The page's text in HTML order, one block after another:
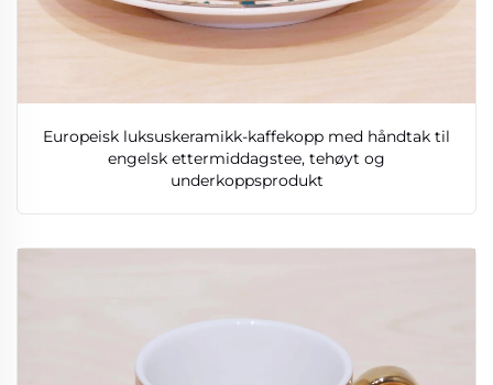
Europeisk luksuskeramikk-kaffekopp med håndtak til
engelsk ettermiddagstee, tehøyt og
underkoppsprodukt